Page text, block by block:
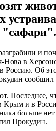
"сафари".
и
Нова в
Россию. Об
сообщил
Последнее,
Крым и в
больше
Прокудин.